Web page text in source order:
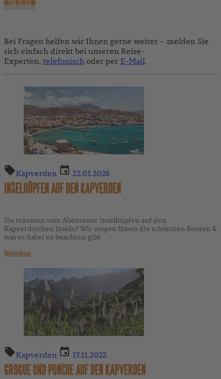
ZUR REISE
Bei Fragen helfen wir Ihnen gerne weiter – melden Sie
sich einfach direkt bei unseren Reise-
Experten, telefonisch oder per E-Mail.
Kapverden 22.01.2026
INSELHÜPFEN AUF DEN KAPVERDEN
Sie träumen vom Abenteuer Inselhüpfen auf den
Kapverdischen Inseln? Wir zeigen Ihnen die schönsten Routen &
was es dabei zu beachten gibt.
Weiterlesen
Kapverden 17.11.2022
GROGUE UND PONCHE AUF DEN KAPVERDEN